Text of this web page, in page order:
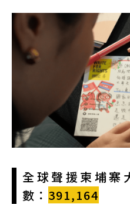
全球聲援柬埔寨
數： 391,164